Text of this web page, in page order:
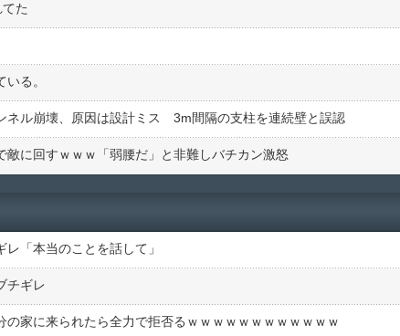
た
る。
ネル崩壊、原因は設計ミス 3m間隔の支柱を連続壁と誤認
敵に回すｗｗｗ「弱腰だ」と非難しバチカン激怒
「本当のことを話して」
チギレ
の家に来られたら全力で拒否るｗｗｗｗｗｗｗｗｗｗｗｗ